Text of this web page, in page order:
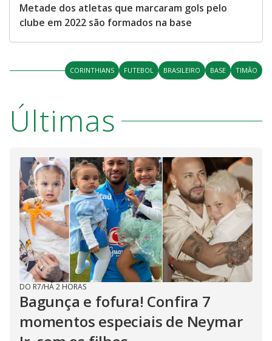
Metade dos atletas que marcaram gols pelo
clube em 2022 são formados na base
CORINTHIANS FUTEBOL BRASILEIRO BASE TIMÃO
Últimas
DO R7/HÁ 2 HORAS
Bagunça e fofura! Confira 7
momentos especiais de Neymar